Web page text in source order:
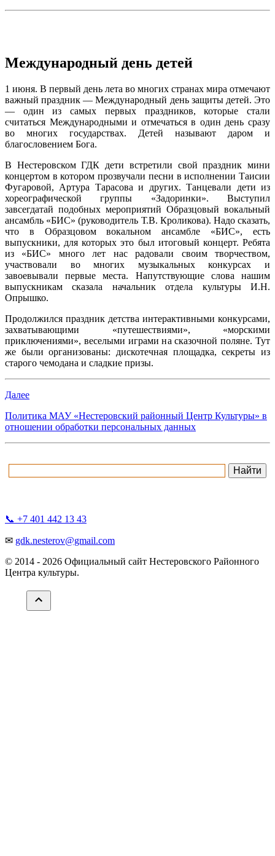
Международный день детей
1 июня. В первый день лета во многих странах мира отмечают
важный праздник — Международный день защиты детей. Это
— один из самых первых праздников, которые стали
считаться Международными и отмечаться в один день сразу
во многих государствах. Детей называют даром и
благословением Бога.
В Нестеровском ГДК дети встретили свой праздник мини
концертом в котором прозвучали песни в исполнении Таисии
Фугаровой, Артура Тарасова и других. Танцевали дети из
хореографической группы «Задоринки». Выступил
завсегдатай подобных мероприятий Образцовый вокальный
ансамбль «БИС» (руководитель Т.В. Кроликова). Надо сказать,
что в Образцовом вокальном ансамбле «БИС», есть
выпускники, для которых это был итоговый концерт. Ребята
из «БИС» много лет нас радовали своим творчеством,
участвовали во многих музыкальных конкурсах и
завоевывали первые места. Напутствующие слова нашим
выпускникам сказала начальник отдела культуры И.Н.
Опрышко.
Продолжился праздник детства интерактивными конкурсами,
захватывающими «путешествиями», «морскими
приключениями», веселыми играми на сказочной поляне. Тут
же были организованы: дискотечная площадка, секреты из
старого чемодана и сладкие призы.
Далее
Политика МАУ «Нестеровский районный Центр Культуры» в
отношении обработки персональных данных
📞 +7 401 442 13 43
✉ gdk.nesterov@gmail.com
© 2014 - 2026 Официальный сайт Нестеровского Районного
Центра культуры.